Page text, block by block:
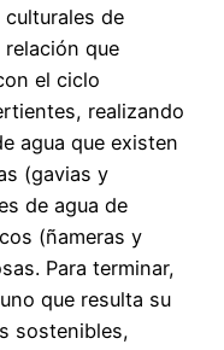
de
relación que
el ciclo
realizando
agua que existen
(gavias y
de agua de
(ñameras y
Para terminar,
que resulta su
sostenibles,